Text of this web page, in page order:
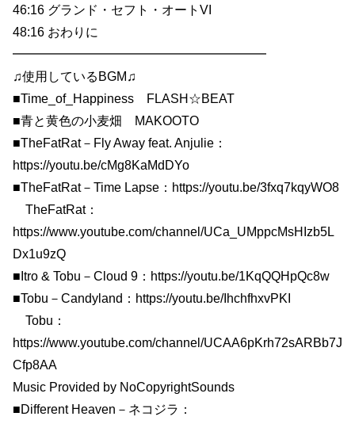
46:16 グランド・セフト・オートVI
48:16 おわりに
━━━━━━━━━━━━━━━━━━━━
♫使用しているBGM♫
■Time_of_Happiness FLASH☆BEAT
■青と黄色の小麦畑 MAKOOTO
■TheFatRat－Fly Away feat. Anjulie：
https://youtu.be/cMg8KaMdDYo
■TheFatRat－Time Lapse：https://youtu.be/3fxq7kqyWO8
TheFatRat：
https://www.youtube.com/channel/UCa_UMppcMsHIzb5L
Dx1u9zQ
■Itro & Tobu－Cloud 9：https://youtu.be/1KqQQHpQc8w
■Tobu－Candyland：https://youtu.be/IhchfhxvPKI
Tobu：
https://www.youtube.com/channel/UCAA6pKrh72sARBb7J
Cfp8AA
Music Provided by NoCopyrightSounds
■Different Heaven－ネコジラ：